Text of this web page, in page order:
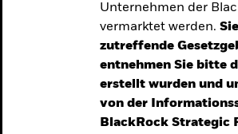
Unternehmen der
vermarktet werden.
zutreffende
entnehmen Sie bitte
erstellt wurden und
von der
BlackRock Strategic